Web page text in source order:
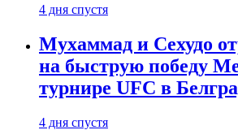
4 дня спустя
Мухаммад и Сехудо
на быструю победу
турнире UFC в
4 дня спустя